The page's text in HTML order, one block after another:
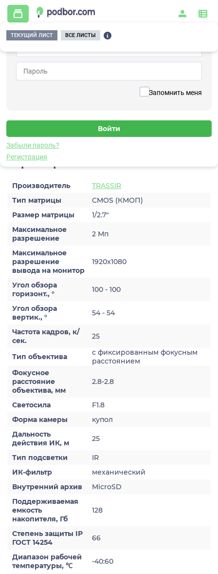
Запомнить меня
Забыли пароль?
Регистрация
ТЕКУЩИЙ ЛИСТ ВСЕ ЛИСТЫ
Главная / Видеонаблюдение / Видеокамеры / IP /
TRASSIR TR-D3121IR2W v3 (2.8 мм)
мм)
Видеокамера IP
Характеристики
Производитель
TRASSIR
Тип матрицы
CMOS (КМОП)
Размер матрицы
1/2.7″
Максимальное
разрешение
2 Мп
Максимальное
разрешение
вывода на монитор
1920x1080
Угол обзора
горизонт., °
100 - 100
Угол обзора
вертик., °
54 - 54
Частота кадров, к/
сек.
25
Тип объектива
с фиксированным фокусным
расстоянием
Фокусное
расстояние
объектива, мм
2.8-2.8
Светосила
F1.8
Форма камеры
купол
Дальность
действия ИК, м
25
Тип подсветки
IR
ИК-фильтр
механический
Внутренний архив
MicroSD
Поддерживаемая
емкость
накопителя, Гб
128
Степень защиты IP
ГОСТ 14254
66
Диапазон рабочей
температуры, ℃
-40:60